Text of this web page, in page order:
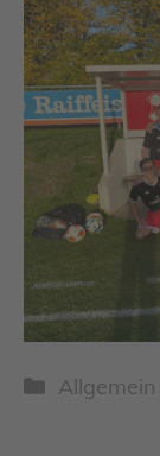
Kategorien
Allgemein